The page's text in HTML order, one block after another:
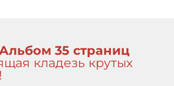
35 страниц
кладезь крутых